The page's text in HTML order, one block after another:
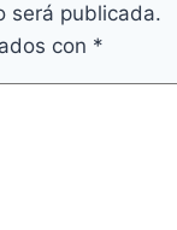
será publicada.
con *